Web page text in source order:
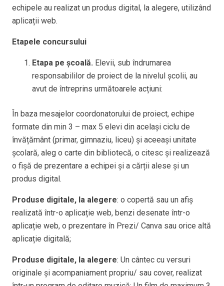
echipele au realizat un produs digital, la alegere, utilizând
aplicații web.
Etapele concursului
Etapa pe școală. Elevii, sub îndrumarea
responsabililor de proiect de la nivelul școlii, au
avut de întreprins următoarele acțiuni:
În baza mesajelor coordonatorului de proiect, echipe
formate din min 3 – max 5 elevi din același ciclu de
învățământ (primar, gimnaziu, liceu) și aceeași unitate
școlară, aleg o carte din bibliotecă, o citesc și realizează
o fișă de prezentare a echipei și a cărții alese și un
produs digital.
Produse digitale, la alegere: o copertă sau un afiș
realizată într-o aplicație web, benzi desenate într-o
aplicație web, o prezentare în Prezi/ Canva sau orice altă
aplicație digitală;
Produse digitale, la alegere: Un cântec cu versuri
originale și acompaniament propriu/ sau cover, realizat